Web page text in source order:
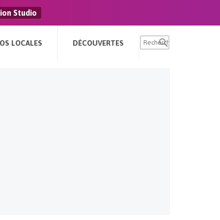
Studio
LOCALES DÉCOUVERTES